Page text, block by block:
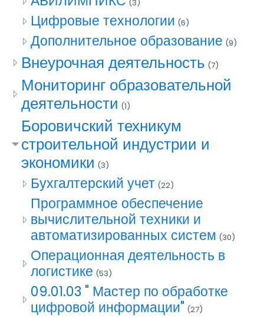
(3)
Цифровые технологии (6)
Дополнительное образование (9)
Внеурочная деятельность (7)
Мониторинг образовательной
деятельности (1)
Боровичский техникум
строительной индустрии и
экономики (3)
Бухгалтерский учет (22)
Программное обеспечение
вычислительной техники и
автоматизированных систем (30)
Операционная деятельность в
логистике (53)
09.01.03 " Мастер по обработке
цифровой информации" (27)